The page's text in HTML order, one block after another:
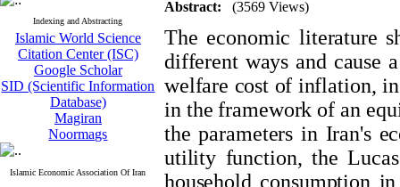
Indexing and Abstracting
Islamic World Science
Citation Center (ISC)
Google Scholar
SID (Scientific Information
Database)
Magiran
Noormags
Islamic Economic Association Of Iran
Abstract: (3569 Views)
The economic literature
different ways and cause
welfare cost of inflation,
in the framework of an
the parameters in Iran's
utility function, the
household consumption